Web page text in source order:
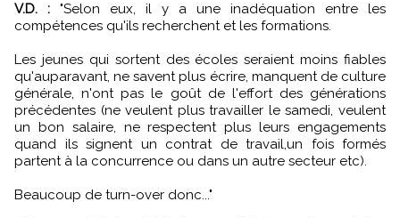
V.D. : "Selon eux, il y a une inadéquation entre les
compétences qu'ils recherchent et les formations.
Les jeunes qui sortent des écoles seraient moins fiables
qu'auparavant, ne savent plus écrire, manquent de culture
générale, n'ont pas le goût de l'effort des générations
précédentes (ne veulent plus travailler le samedi, veulent
un bon salaire, ne respectent plus leurs engagements
quand ils signent un contrat de travail,un fois formés
partent à la concurrence ou dans un autre secteur etc).
Beaucoup de turn-over donc..."